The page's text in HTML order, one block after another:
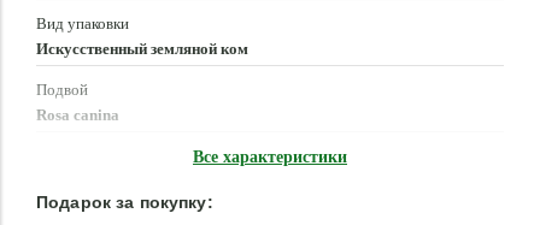
Вид упаковки
Искусственный земляной ком
Подвой
Rosa canina
Все характеристики
Подарок за покупку: